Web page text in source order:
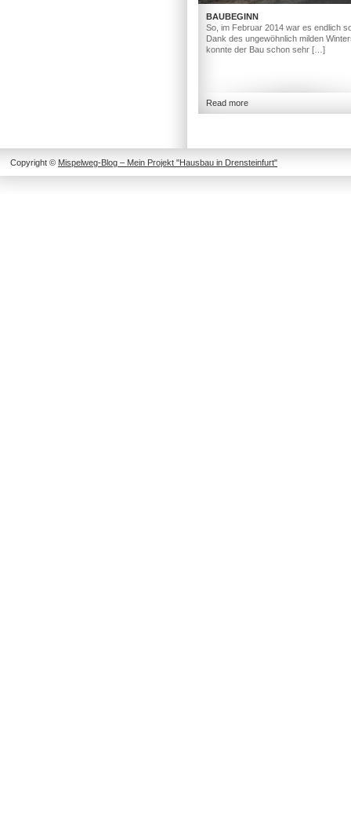
BAUBEGINN
So, im Februar 2014 war es endlich
Dank des ungewöhnlich milden
konnte der Bau schon sehr […]
Read more
Copyright © Mispelweg-Blog – Mein Projekt "Hausbau in Drensteinfurt"